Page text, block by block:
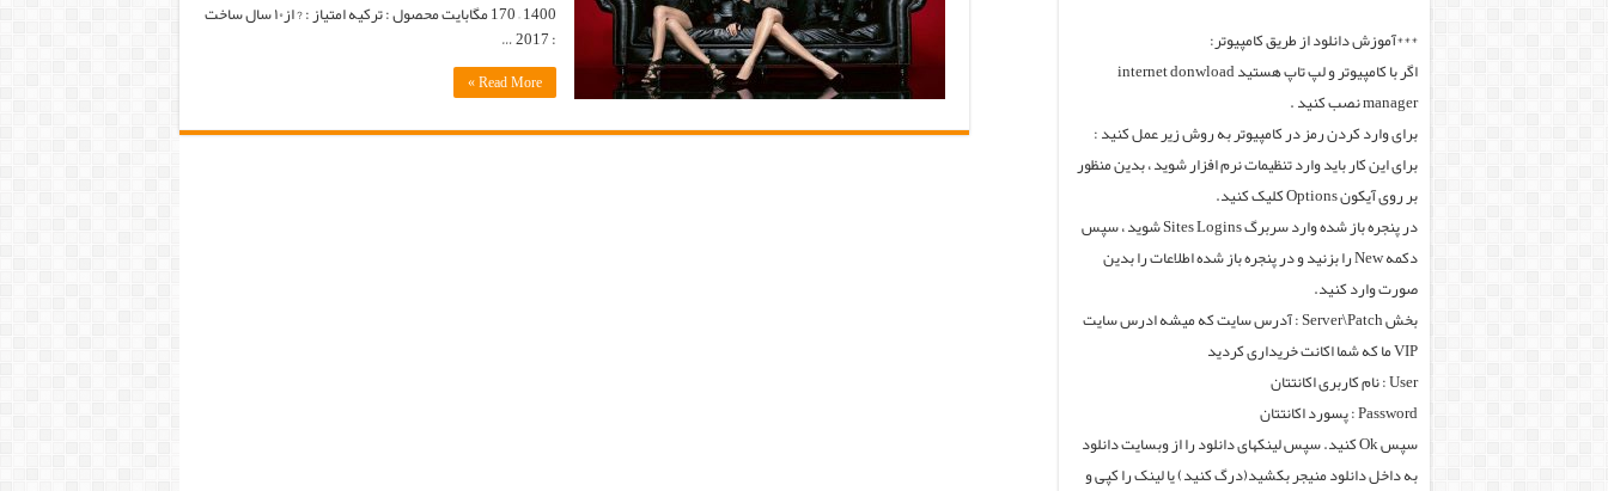
1400 – 170 مگابایت محصول : ترکیه امتیاز : ? از۱۰ سال ساخت
: 2017 …
Read More »
***آموزش دانلود از طریق کامپیوتر:
اگر با کامپیوتر و لپ تاپ هستید internet donwload
manager نصب کنید .
برای وارد کردن رمز در کامپیوتر به روش زیر عمل کنید :
برای این کار باید وارد تنظیمات نرم افزار شوید ، بدین منظور
بر روی آیکون Options کلیک کنید.
در پنجره باز شده وارد سربرگ Sites Logins شوید ، سپس
دکمه New را بزنید و در پنجره باز شده اطلاعات را بدین
صورت وارد کنید.
بخش Server\Patch : آدرس سایت که میشه ادرس سایت
VIP ما که شما اکانت خریداری کردید
User : نام کاربری اکانتتان
Password : پسورد اکانتتان
سپس Ok کنید. سپس لینکهای دانلود را از وبسایت دانلود
به داخل دانلود منیجر بکشید(درگ کنید) یا لینک را کپی و